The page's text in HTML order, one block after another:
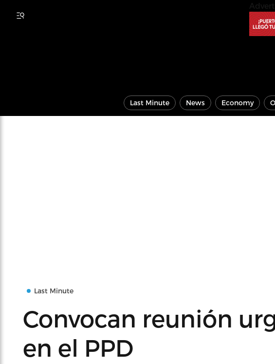
Last Minute News Economy
Last Minute
Convocan reunión
en el PPD